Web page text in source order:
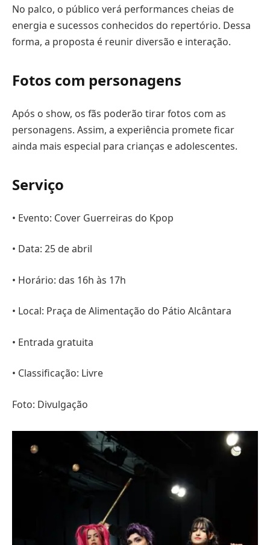
No palco, o público verá performances cheias de
energia e sucessos conhecidos do repertório. Dessa
forma, a proposta é reunir diversão e interação.
Fotos com personagens
Após o show, os fãs poderão tirar fotos com as
personagens. Assim, a experiência promete ficar
ainda mais especial para crianças e adolescentes.
Serviço
• Evento: Cover Guerreiras do Kpop
• Data: 25 de abril
• Horário: das 16h às 17h
• Local: Praça de Alimentação do Pátio Alcântara
• Entrada gratuita
• Classificação: Livre
Foto: Divulgação